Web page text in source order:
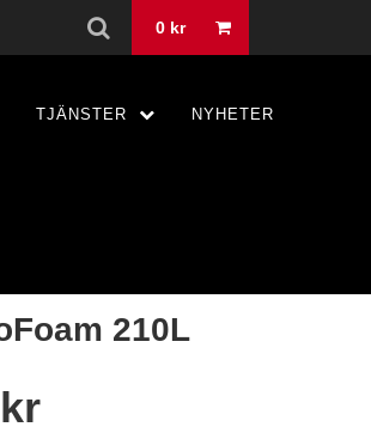
0 kr
TJÄNSTER NYHETER
210L
kr